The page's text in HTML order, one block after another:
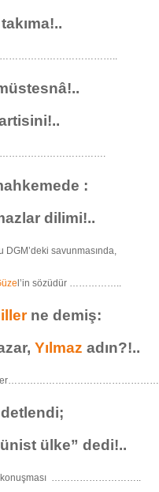
………………………………..
:
dilimi!..
savunmasında,
l’in sözüdür ……………..
ne demiş:
Yılmaz adın?!..
ülke” dedi!..
konuşması ………………………..